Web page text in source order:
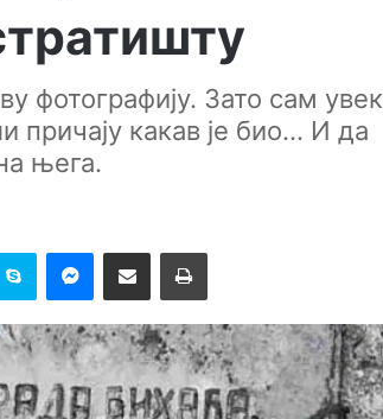
фотографиjу. Зато сам увек
причаjу какав jе био… И да
њега.